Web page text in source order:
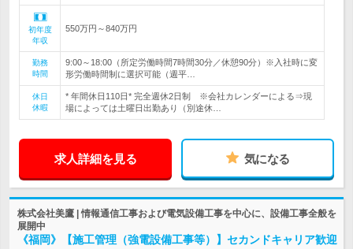
初年度
年収
550万円～840万円
勤務
時間
9:00～18:00（所定労働時間7時間30分／休憩90分）※入社時に変
形労働時間制に選択可能（週平…
休日
休暇
* 年間休日110日* 完全週休2日制 ※会社カレンダーによる⇒現
場によっては土曜日出勤あり（別途休…
求人詳細を見る 気になる
株式会社美鷹 | 情報通信工事および電気設備工事を中心に、設備工事全般を
展開中
《福岡》【施工管理（強電設備工事等）】セカンドキャリア歓迎